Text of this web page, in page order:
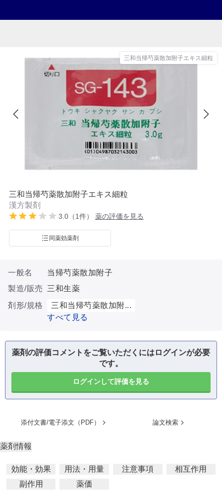
三和当帰芍薬散加附子エキス細粒
三和当帰芍薬散加附子エキス細粒
漢方製剤
3.0（1件） 薬の評価を見る
同薬効薬剤
一般名
当帰芍薬散加附子
製造/販売
三和生薬
剤形/規格
三和当帰芍薬散加附...
すべて見る
薬剤の評価コメントをご覧いただくにはログインが必要
です。
ログインして評価を見る
添付文書/電子添文（PDF） 論文検索
薬剤情報
効能・効果 用法・用量 注意事項
相互作用
副作用
薬価